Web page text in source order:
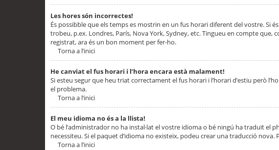
Les hores són incorrectes!
És possibble que els temps es mostrin en un fus horari diferent del vostre. Si
trobeu, p.ex. Londres, París, Nova York, Sydney, etc. Tingueu en compte
registrat, ara és un bon moment per fer-ho.
Torna a l’inici
He canviat el fus horari i l’hora encara està malament!
Si esteu segur que heu triat correctament el fus horari i l’horari d’estiu però
el problema.
Torna a l’inici
El meu idioma no és a la llista!
O bé l’administrador no ha instal·lat el vostre idioma o bé ningú ha traduït el
necessiteu. Si el paquet d’idioma no existeix, podeu crear una traducció
Torna a l’inici